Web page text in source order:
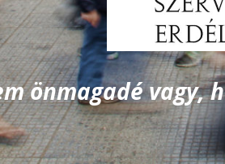
önmagadé vagy,